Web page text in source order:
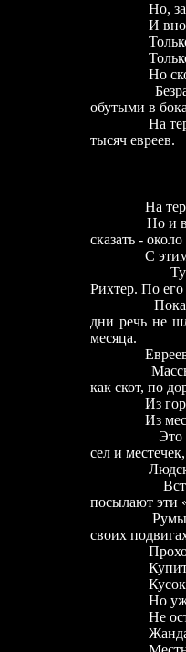
Но, залп…
И вновь
Только
Только из
Но скоро
обутыми в
На
тысяч евреев.
На
Но и в
сказать -
С
Тут-то на
Рихтер. По его
Пока
дни речь не
месяца.
Евреев
как скот, по
Из города
Из
Это
сел и
посылают эти
своих
Проходя
Купить.
Кусок
Но уже не
Не
Жандармы